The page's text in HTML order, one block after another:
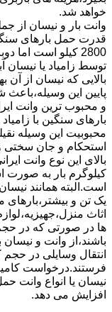
خواهد شد.
وانت بار و نیسان از
قدرت حمل بارهای
توسط زامیاد یا
بالایی که نیسان از آن
پایین این وسیله،باعث
و محبوب ترین وانت
محبوبیت این وسیله
استحکام و جان سختی
کیلوگرم بار به صورت
است.البته همانند
یک تن و بیشتر،بارهای
اثاث
ها در صورتی که در
باشند،از وانت و
انتقال وسایلی در
فرستند.درخواست
نیسان یا انواع وانت
افزایش می دهد.